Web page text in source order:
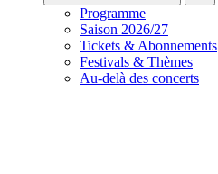
Programme
Saison 2026/27
Tickets & Abonnements
Festivals & Thèmes
Au-delà des concerts